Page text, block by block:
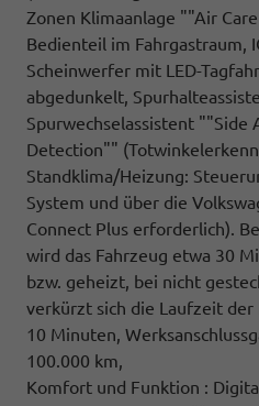
Zonen Klimaanlage ""Air
Bedienteil im Fahrgastraum,
Scheinwerfer mit LED-
abgedunkelt,
Spurwechselassistent ""Side
Detection""
Standklima/Heizung:
System und über die
Connect Plus erforderlich).
wird das Fahrzeug etwa 30
bzw. geheizt, bei nicht
verkürzt sich die Laufzeit
10 Minuten,
100.000 km,
Komfort und Funktion :